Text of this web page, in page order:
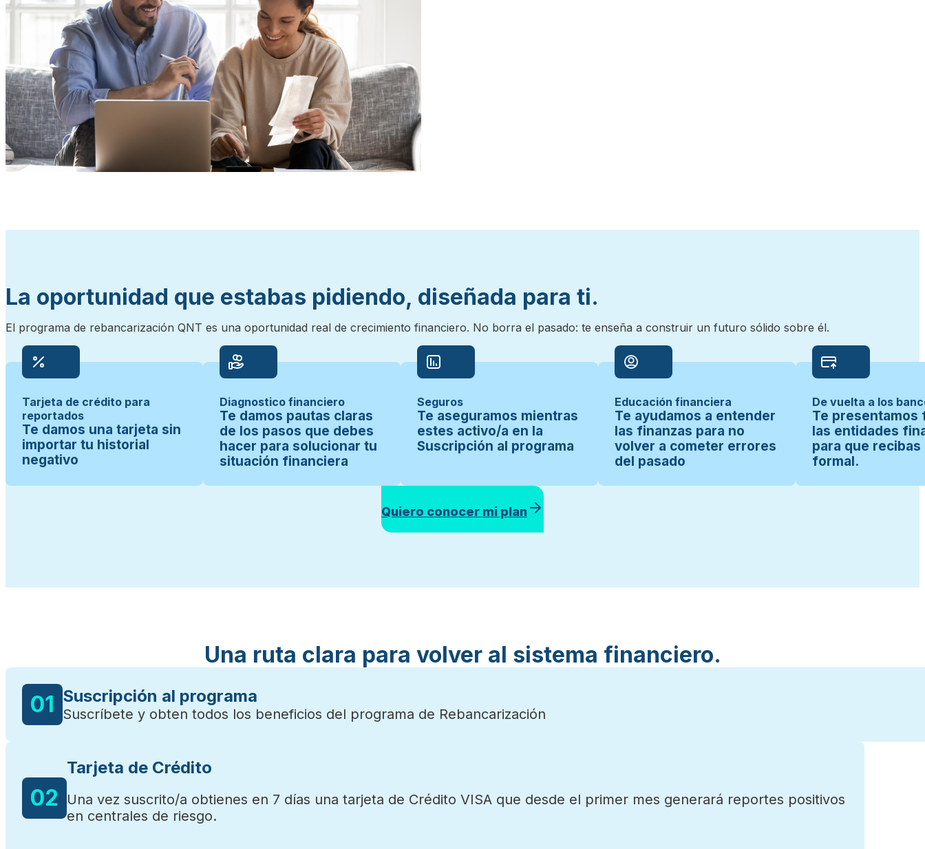
La oportunidad que estabas pidiendo, diseñada para ti.
El programa de rebancarización QNT es una oportunidad real de crecimiento financiero. No borra el pasado: te enseña a construir un futuro sólido sobre él.
Tarjeta de crédito para
reportados
Te damos una tarjeta sin
importar tu historial
negativo
Diagnostico financiero
Te damos pautas claras
de los pasos que debes
hacer para solucionar tu
situación financiera
Seguros
Te aseguramos mientras
estes activo/a en la
Suscripción al programa
Educación financiera
Te ayudamos a entender
las finanzas para no
volver a cometer errores
del pasado
De vuelta a los
Te presentamos
las entidades
para que
formal.
Quiero conocer mi plan
Una ruta clara para volver al sistema financiero.
01 Suscripción al programa
Suscríbete y obten todos los beneficios del programa de Rebancarización
02
Tarjeta de Crédito
Una vez suscrito/a obtienes en 7 días una tarjeta de Crédito VISA que desde el primer mes generará reportes positivos
en centrales de riesgo.